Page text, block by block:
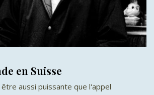
en Suisse
aussi puissante que l'appel